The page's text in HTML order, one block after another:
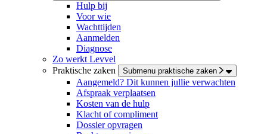
Hulp bij
Voor wie
Wachttijden
Aanmelden
Diagnose
Zo werkt Levvel
Praktische zaken
Submenu praktische zaken
Aangemeld? Dit kunnen jullie verwachten
Afspraak verplaatsen
Kosten van de hulp
Klacht of compliment
Dossier opvragen